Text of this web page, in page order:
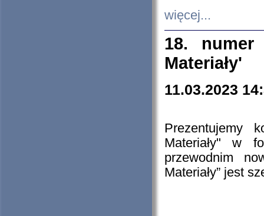
więcej...
18. numer
Materiały'
11.03.2023
Prezentujemy
Materiały" w
przewodnim
Materiały” jest